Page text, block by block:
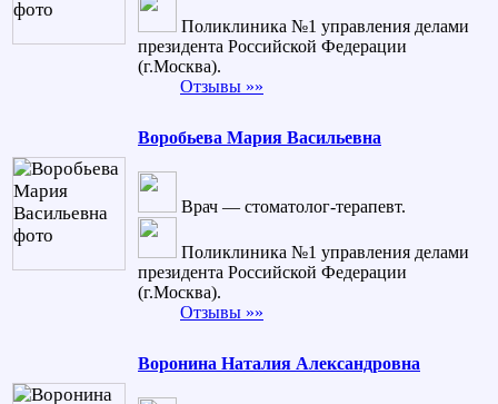
Поликлиника №1 управления делами
президента Российской Федерации
(г.Москва).
Отзывы »»
Воробьева Мария Васильевна
Врач — стоматолог-терапевт.
Поликлиника №1 управления делами
президента Российской Федерации
(г.Москва).
Отзывы »»
Воронина Наталия Александровна